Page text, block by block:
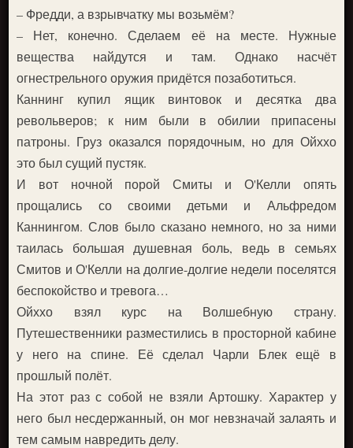
– Фредди, а взрывчатку мы возьмём?
– Нет, конечно. Сделаем её на месте. Нужные
вещества найдутся и там. Однако насчёт
огнестрельного оружия придётся позаботиться.
Каннинг купил ящик винтовок и десятка два
револьверов; к ним были в обилии припасены
патроны. Груз оказался порядочным, но для Ойххо
это был сущий пустяк.
И вот ночной порой Смиты и О'Келли опять
прощались со своими детьми и Альфредом
Каннингом. Слов было сказано немного, но за ними
таилась большая душевная боль, ведь в семьях
Смитов и О'Келли на долгие-долгие недели поселятся
беспокойство и тревога…
Ойххо взял курс на Волшебную страну.
Путешественники разместились в просторной кабине
у него на спине. Её сделал Чарли Блек ещё в
прошлый полёт.
На этот раз с собой не взяли Артошку. Характер у
него был несдержанный, он мог невзначай залаять и
тем самым навредить делу.